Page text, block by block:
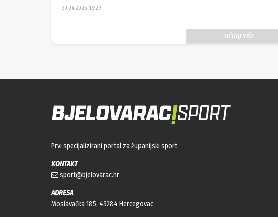
30.04.2025. 18:29
UČITAJ VIŠE
Prvi specijalizirani portal za županijski sport.
KONTAKT
sport@bjelovarac.hr
ADRESA
Moslavačka 185, 43284 Hercegovac